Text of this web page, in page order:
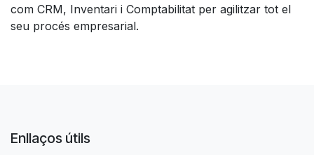
com CRM, Inventari i Comptabilitat per agilitzar tot el
seu procés empresarial.
Enllaços útils